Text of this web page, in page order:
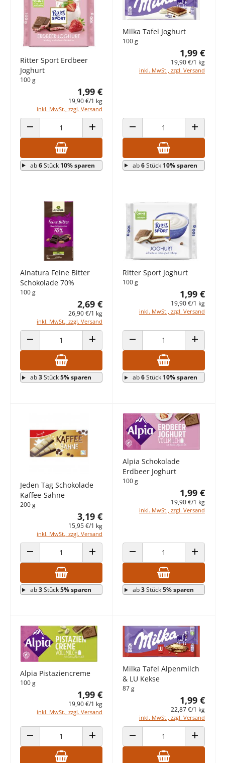
Ritter Sport Erdbeer
Joghurt
100 g
1,99 €
19,90 €/1 kg
inkl. MwSt., zzgl. Versand
ANZAHL VERRINGERN ANZAHL ERHÖHEN
ab6Stück 10% sparen
Milka Tafel Joghurt
100 g
1,99 €
19,90 €/1 kg
inkl. MwSt., zzgl. Versand
ANZAHL VERRINGERN ANZAHL
ab6Stück 10% sparen
Alnatura Feine Bitter
Schokolade 70%
100 g
2,69 €
26,90 €/1 kg
inkl. MwSt., zzgl. Versand
ANZAHL VERRINGERN ANZAHL ERHÖHEN
ab3Stück5% sparen
Ritter Sport Joghurt
100 g
1,99 €
19,90 €/1 kg
inkl. MwSt., zzgl. Versand
ANZAHL VERRINGERN ANZAHL
ab6Stück 10% sparen
Jeden Tag Schokolade
Kaffee-Sahne
200 g
3,19 €
15,95 €/1 kg
inkl. MwSt., zzgl. Versand
ANZAHL VERRINGERN ANZAHL ERHÖHEN
ab3Stück5% sparen
Alpia Schokolade
Erdbeer Joghurt
100 g
1,99 €
19,90 €/1 kg
inkl. MwSt., zzgl. Versand
ANZAHL VERRINGERN ANZAHL
ab3Stück5% sparen
Alpia Pistaziencreme
100 g
1,99 €
19,90 €/1 kg
inkl. MwSt., zzgl. Versand
ANZAHL VERRINGERN ANZAHL ERHÖHEN
Milka Tafel Alpenmilch
& LU Kekse
87 g
1,99 €
22,87 €/1 kg
inkl. MwSt., zzgl. Versand
ANZAHL VERRINGERN ANZAHL